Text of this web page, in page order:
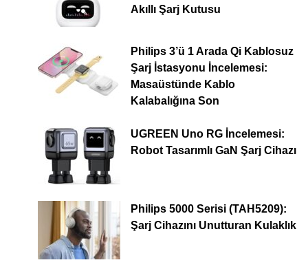
Akıllı Şarj Kutusu
Philips 3’ü 1 Arada Qi Kablosuz
Şarj İstasyonu İncelemesi:
Masaüstünde Kablo
Kalabalığına Son
UGREEN Uno RG İncelemesi:
Robot Tasarımlı GaN Şarj Cihazı
Philips 5000 Serisi (TAH5209):
Şarj Cihazını Unutturan Kulaklık